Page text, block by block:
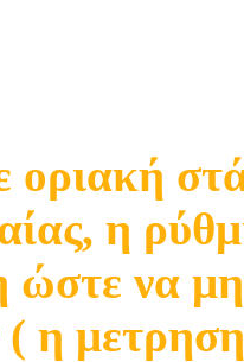
οριακή
η
ώστε να
η μετρηση